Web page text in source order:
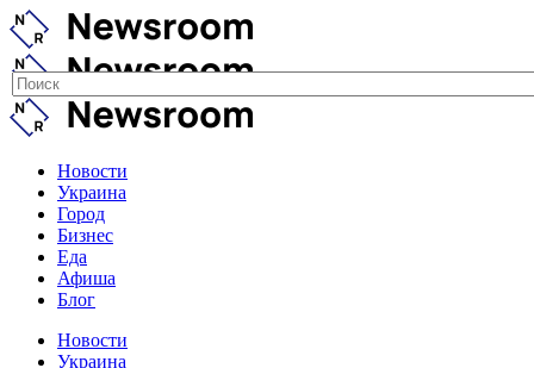
Новости
Украина
Город
Бизнес
Еда
Афиша
Блог
Новости
Украина